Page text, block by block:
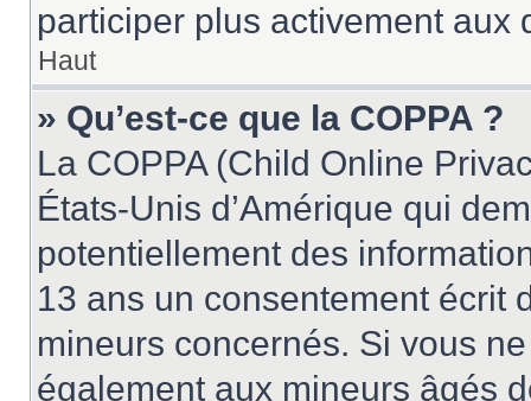
participer plus activement aux
Haut
» Qu’est-ce que la COPPA ?
La COPPA (Child Online
États-Unis d’Amérique qui
potentiellement des
13 ans un consentement écrit
mineurs concernés. Si vous
également aux mineurs âgés